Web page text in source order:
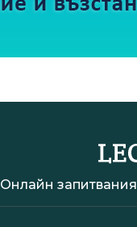
Онлайн